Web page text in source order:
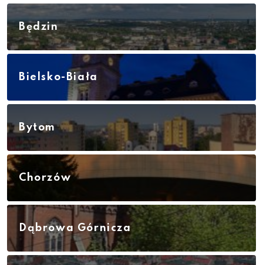
Będzin
Bielsko-Biała
Bytom
Chorzów
Dąbrowa Górnicza